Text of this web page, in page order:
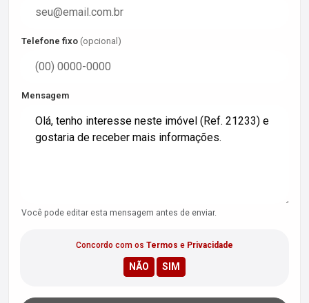
Telefone fixo (opcional)
Mensagem
Você pode editar esta mensagem antes de enviar.
Concordo com os Termos e Privacidade